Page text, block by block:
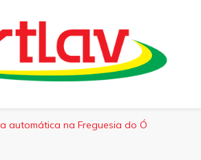
automática na Freguesia do Ó